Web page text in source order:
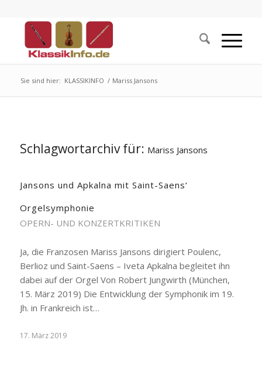
Sie sind hier: KLASSIKINFO / Mariss Jansons
Schlagwortarchiv für: Mariss Jansons
Jansons und Apkalna mit Saint-Saens‘
Orgelsymphonie
OPERN- UND KONZERTKRITIKEN
Ja, die Franzosen Mariss Jansons dirigiert Poulenc,
Berlioz und Saint-Saens – Iveta Apkalna begleitet ihn
dabei auf der Orgel Von Robert Jungwirth (München,
15. März 2019) Die Entwicklung der Symphonik im 19.
Jh. in Frankreich ist…
17. März 2019